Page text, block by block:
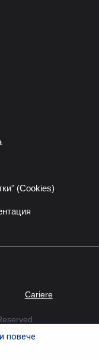
повече
(Cookies)
Cariere